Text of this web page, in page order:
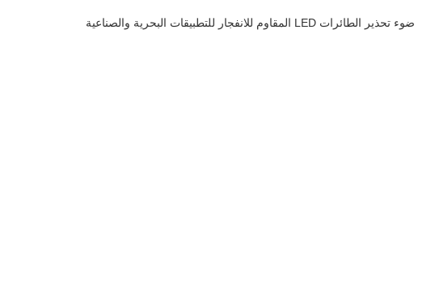
ضوء تحذير الطائرات LED المقاوم للانفجار للتطبيقات البحرية والصناعية